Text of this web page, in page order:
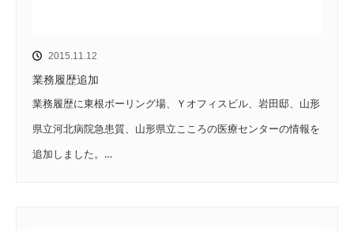
2015.11.12
業務履歴追加
業務履歴に東根ボーリング場、Ｙオフィスビル、岩田邸、山形
県立河北病院急患質、山形県立こころの医療センターの情報を
追加しました。…